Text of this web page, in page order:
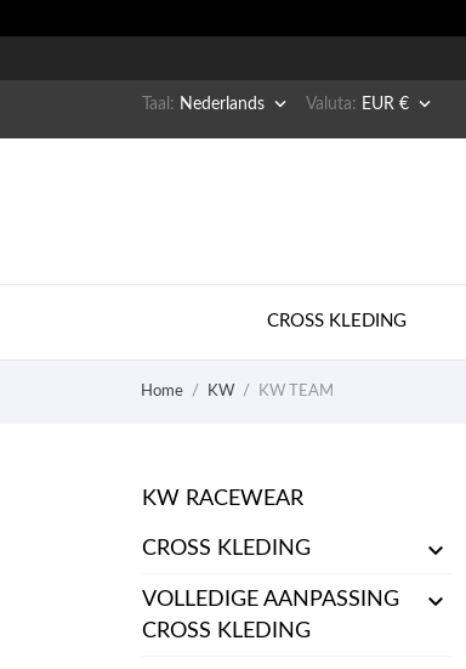
Taal: Nederlands  Valuta: EUR € 
CROSS KLEDING
Home KW KW TEAM
KW RACEWEAR
CROSS KLEDING 
VOLLEDIGE AANPASSING
CROSS KLEDING
